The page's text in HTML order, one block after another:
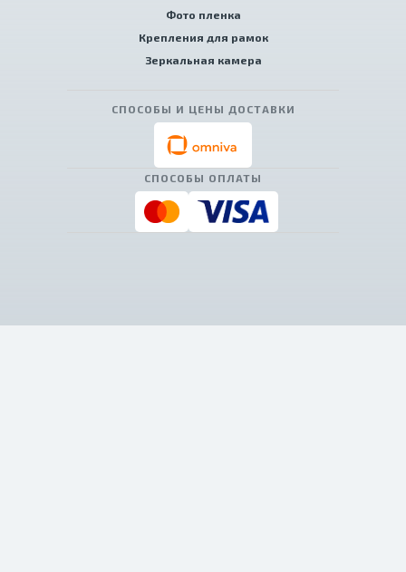
Фото пленка
Крепления для рамок
Зеркальная камера
СПОСОБЫ И ЦЕНЫ ДОСТАВКИ
СПОСОБЫ ОПЛАТЫ